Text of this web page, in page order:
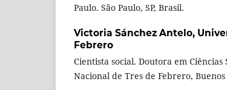
Paulo. São Paulo, SP, Brasil.
Victoria Sánchez Antelo,
Febrero
Cientista social. Doutora em
Nacional de Tres de Febrero,